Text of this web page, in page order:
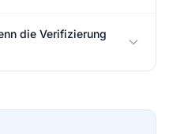
die Verifizierung